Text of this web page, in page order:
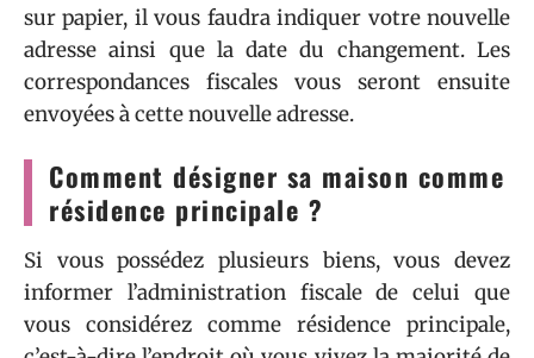
sur papier, il vous faudra indiquer votre nouvelle
adresse ainsi que la date du changement. Les
correspondances fiscales vous seront ensuite
envoyées à cette nouvelle adresse.
Comment désigner sa maison comme
résidence principale ?
Si vous possédez plusieurs biens, vous devez
informer l’administration fiscale de celui que
vous considérez comme résidence principale,